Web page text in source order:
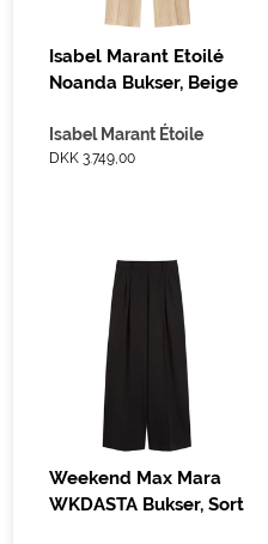
Isabel Marant Etoilé
Noanda Bukser, Beige
Isabel Marant Étoile
DKK 3.749,00
Weekend Max Mara
WKDASTA Bukser, Sort